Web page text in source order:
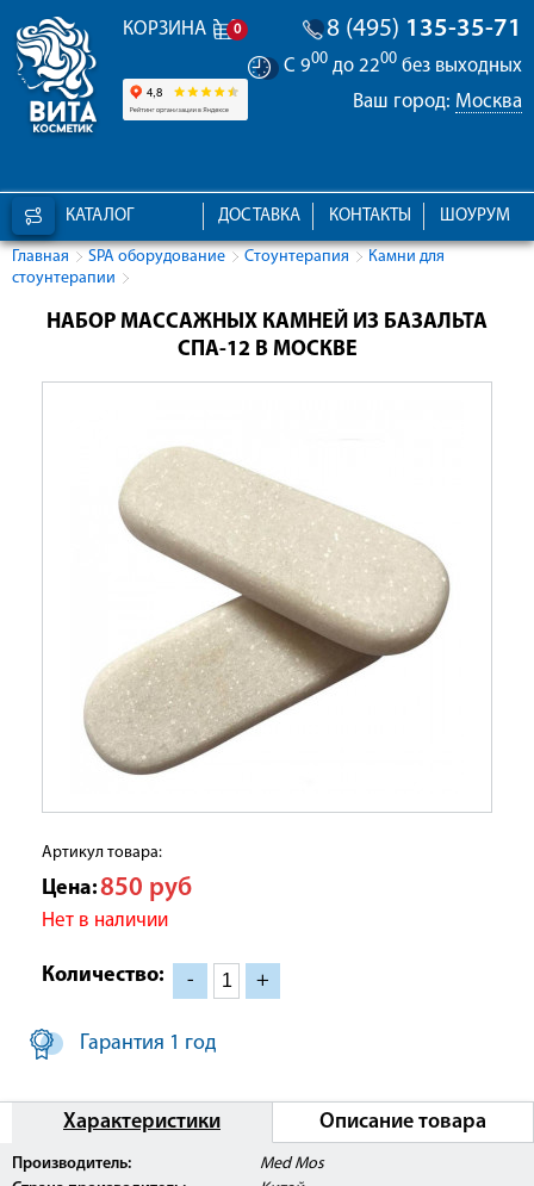
КОРЗИНА 0 8 (495) 135-35-71
С 900 до 2200 без выходных
Ваш город: Москва
КАТАЛОГ ШОУРУМ
КОНТАКТЫ
ДОСТАВКА
Главная SPA оборудование Стоунтерапия
Камни для
стоунтерапии
НАБОР МАССАЖНЫХ КАМНЕЙ ИЗ БАЗАЛЬТА
СПА-12 В МОСКВЕ
Артикул товара:
Цена:850 руб
Нет в наличии
Количество: - +
Гарантия 1 год
Характеристики Описание товара
Производитель:
Med Mos